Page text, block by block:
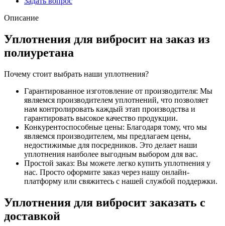
Описание
Уплотнения для вибросит на заказ из
полиуретана
Почему стоит выбрать наши уплотнения?
Гарантированное изготовление от производителя: Мы
являемся производителем уплотнений, что позволяет
нам контролировать каждый этап производства и
гарантировать высокое качество продукции.
Конкурентоспособные цены: Благодаря тому, что мы
являемся производителем, мы предлагаем цены,
недостижимые для посредников. Это делает наши
уплотнения наиболее выгодным выбором для вас.
Простой заказ: Вы можете легко купить уплотнения у
нас. Просто оформите заказ через нашу онлайн-
платформу или свяжитесь с нашей службой поддержки.
Уплотнения для вибросит заказать с
доставкой